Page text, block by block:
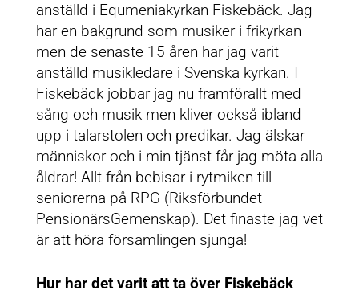
anställd i Equmeniakyrkan Fiskebäck. Jag
har en bakgrund som musiker i frikyrkan
men de senaste 15 åren har jag varit
anställd musikledare i Svenska kyrkan. I
Fiskebäck jobbar jag nu framförallt med
sång och musik men kliver också ibland
upp i talarstolen och predikar. Jag älskar
människor och i min tjänst får jag möta alla
åldrar! Allt från bebisar i rytmiken till
seniorerna på RPG (Riksförbundet
PensionärsGemenskap). Det finaste jag vet
är att höra församlingen sjunga!
Hur har det varit att ta över Fiskebäck